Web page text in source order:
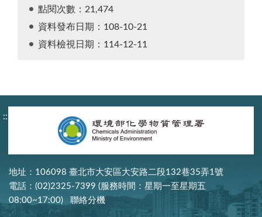
點閱次數：21,474
資料發布日期：108-10-21
資料檢視日期：114-12-11
:::
地址：106098 臺北市大安區大安路二段132巷35弄1號
電話：(02)2325-7399 (服務時間：星期一至星期五
08:00~17:00) 聯絡分機